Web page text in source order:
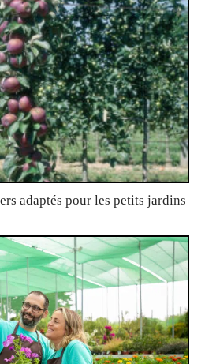
adaptés pour les petits jardins